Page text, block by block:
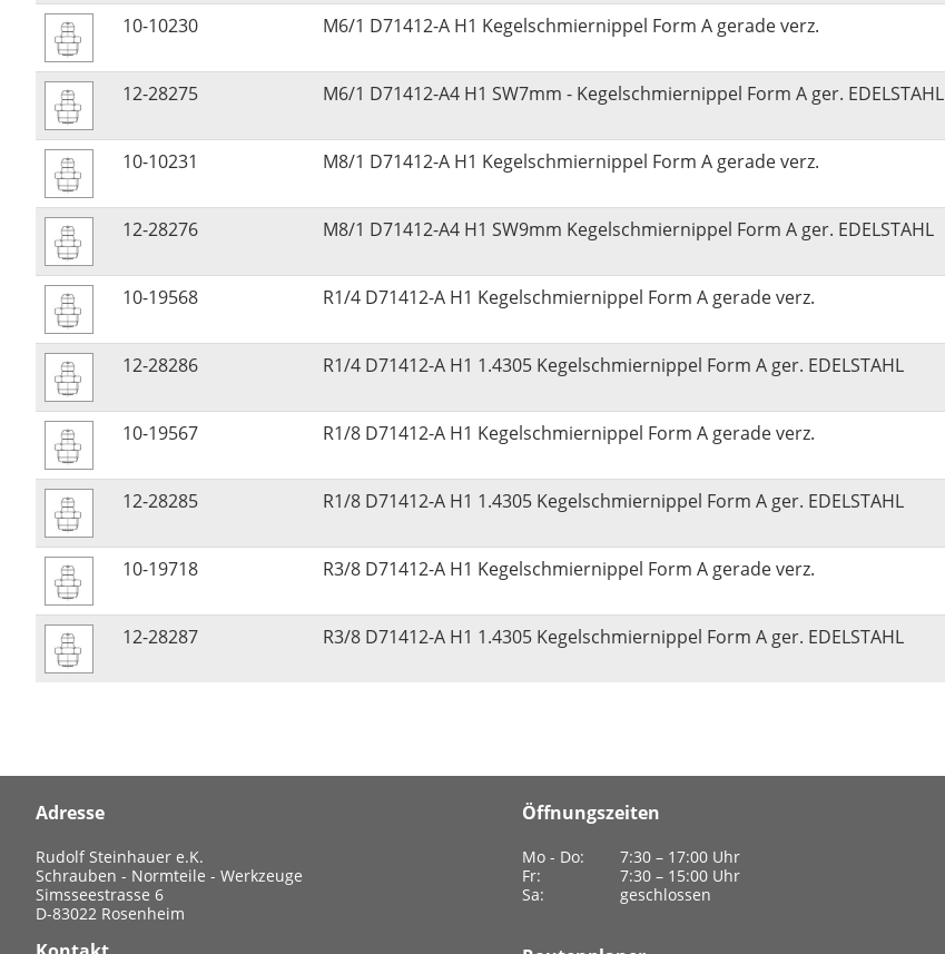
10-10230 M6/1 D71412-A H1 Kegelschmiernippel Form A gerade verz.
12-28275 M6/1 D71412-A4 H1 SW7mm - Kegelschmiernippel Form A ger. EDELSTAHL
10-10231 M8/1 D71412-A H1 Kegelschmiernippel Form A gerade verz.
12-28276 M8/1 D71412-A4 H1 SW9mm Kegelschmiernippel Form A ger. EDELSTAHL
10-19568 R1/4 D71412-A H1 Kegelschmiernippel Form A gerade verz.
12-28286 R1/4 D71412-A H1 1.4305 Kegelschmiernippel Form A ger. EDELSTAHL
10-19567 R1/8 D71412-A H1 Kegelschmiernippel Form A gerade verz.
12-28285 R1/8 D71412-A H1 1.4305 Kegelschmiernippel Form A ger. EDELSTAHL
10-19718 R3/8 D71412-A H1 Kegelschmiernippel Form A gerade verz.
12-28287 R3/8 D71412-A H1 1.4305 Kegelschmiernippel Form A ger. EDELSTAHL
Adresse
Rudolf Steinhauer e.K.
Schrauben - Normteile - Werkzeuge
Simsseestrasse 6
D-83022 Rosenheim
Öffnungszeiten
Mo - Do: 7:30 – 17:00 Uhr
Fr:
7:30 – 15:00 Uhr
Sa:
geschlossen